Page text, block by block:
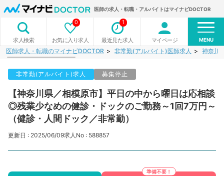
医師の求人・転職・アルバイトはマイナビDOCTOR
求人検索 お気に入り求人
0
最近見た求人
1
マイページ MENU
医師求人・転職のマイナビDOCTOR 非常勤(アルバイト)医師求人 神奈川
非常勤(アルバイト)求人 募集停止
【神奈川県／相模原市】平日の中から曜日は応相談
◎残業少なめの健診・ドックのご勤務～1回7万円～
（健診・人間ドック／非常勤）
更新日 : 2025/06/09求人No : 588857